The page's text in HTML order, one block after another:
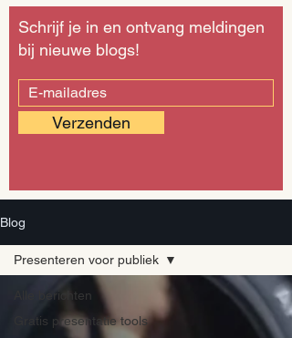
Schrijf je in en ontvang meldingen
bij nieuwe blogs!
Verzenden
Blog
Alle berichten
Gratis presentatie tools
Presenteren voor publiek